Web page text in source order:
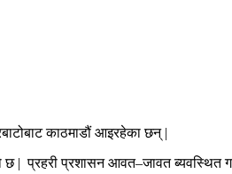
काठमाडौं आइरहेका छन् |
छ | प्रहरी प्रशासन आवत–जावत